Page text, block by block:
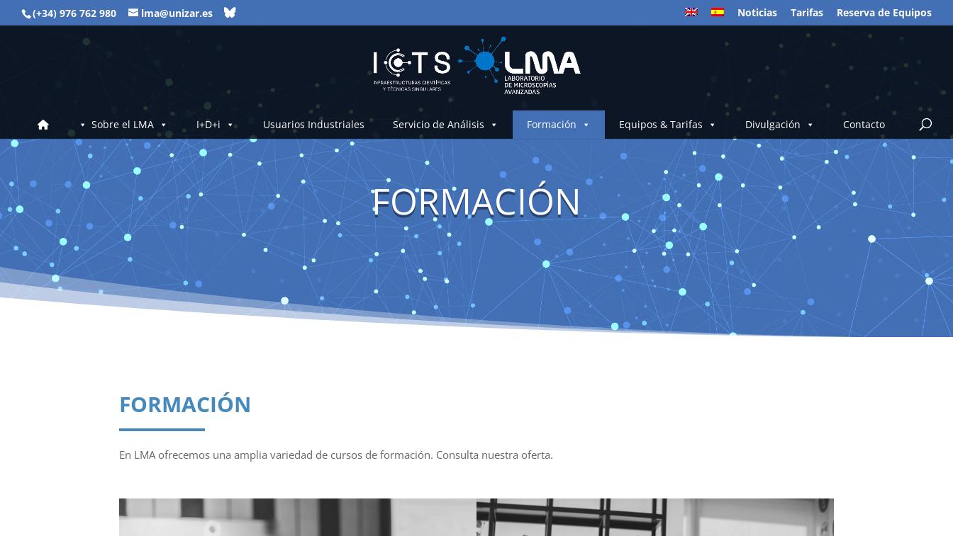
(+34) 976 762 980 lma@unizar.es Noticias Tarifas Reserva de Equipos
Sobre el LMA I+D+i Usuarios Industriales Servicio de Análisis Formación Equipos & Tarifas Divulgación Contacto
FORMACIÓN
FORMACIÓN
En LMA ofrecemos una amplia variedad de cursos de formación. Consulta nuestra oferta.